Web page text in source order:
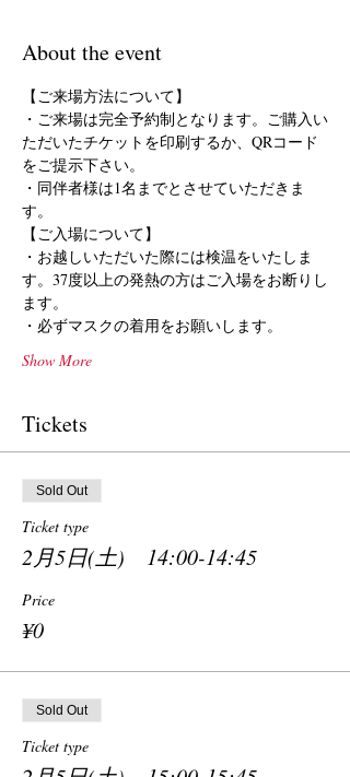
About the event
【ご来場方法について】
・ご来場は完全予約制となります。ご購入い
ただいたチケットを印刷するか、QRコード
をご提示下さい。
・同伴者様は1名までとさせていただきま
す。
【ご入場について】
・お越しいただいた際には検温をいたしま
す。37度以上の発熱の方はご入場をお断りし
ます。
・必ずマスクの着用をお願いします。
Show More
Tickets
Sold Out
Ticket type
2月5日(土) 14:00-14:45
Price
¥0
Sold Out
Ticket type